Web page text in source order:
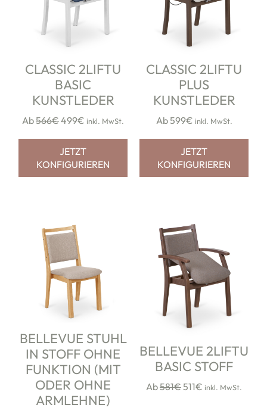
CLASSIC 2LIFTU
BASIC
KUNSTLEDER
Ab566€499€ inkl. MwSt.
JETZT
KONFIGURIEREN
CLASSIC 2LIFTU
PLUS
KUNSTLEDER
Ab 599€ inkl. MwSt.
JETZT
KONFIGURIEREN
BELLEVUE STUHL
IN STOFF OHNE
FUNKTION (MIT
ODER OHNE
ARMLEHNE)
BELLEVUE 2LIFTU
BASIC STOFF
Ab581€511€ inkl. MwSt.